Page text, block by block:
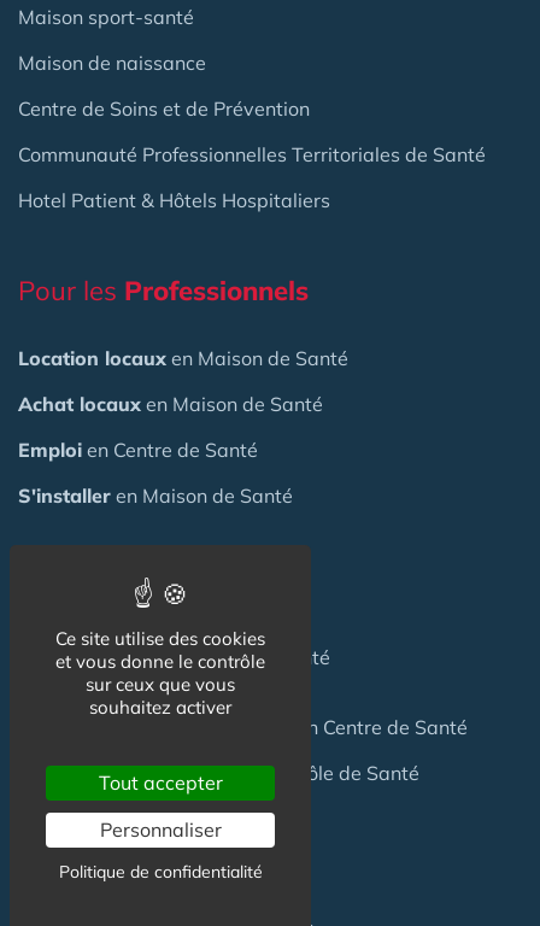
Maison sport-santé
Maison de naissance
Centre de Soins et de Prévention
Communauté Professionnelles Territoriales de Santé
Hotel Patient & Hôtels Hospitaliers
Pour les Professionnels
Location locaux en Maison de Santé
Achat locaux en Maison de Santé
Emploi en Centre de Santé
S'installer en Maison de Santé
une Maison de Santé
Investirdans une Maison de Santé
ou un Centre de Santé
Terrainpour création Maison / Pôle de Santé
FAQ
Ce site utilise des cookies
et vous donne le contrôle
sur ceux que vous
souhaitez activer
Tout accepter
Personnaliser
Politique de confidentialité